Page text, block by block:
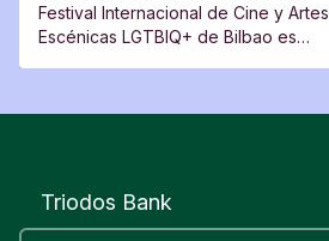
Festival Internacional de Cine y Artes
Escénicas LGTBIQ+ de Bilbao es
Triodos Bank